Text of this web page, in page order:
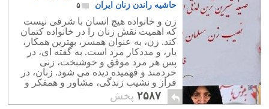
حاشیه راندن زنان ایران
۵
زن و خانواده هیچ انسان با شرفی نیست
که اهمیت نقش زنان را در خانواده کتمان
کند. زن، به عنوان همسر، بهترین همکار،
یار، و مددکار مرد است. به گفته ای، در
پس هر مرد موفق و خوشبخت، زنی
خردمند و فهمیده دیده می شود. زنان، در
فراز و نشیب زندگی، مشاور و همفکر و
مرحم درد و رنج او در حالت ناامیدی
مردانند.
۲۵۸۷ پخش